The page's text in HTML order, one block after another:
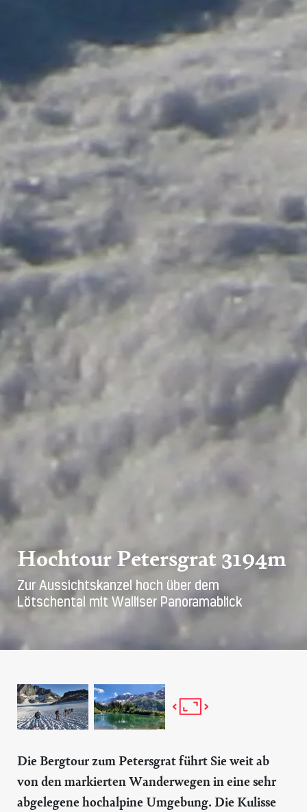
Hochtour Petersgrat 3194m
Zur Aussichtskanzel hoch über dem
Lötschental mit Walliser Panoramablick
Die Bergtour zum Petersgrat führt Sie weit ab
von den markierten Wanderwegen in eine sehr
abgelegene hochalpine Umgebung. Die Kulisse